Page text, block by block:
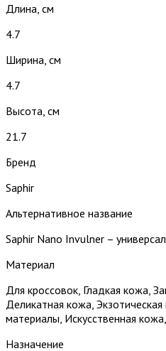
Длина, см
4.7
Ширина, см
4.7
Высота, см
21.7
Бренд
Saphir
Альтернативное название
Saphir Nano Invulner –
Материал
Для кроссовок, Гладкая кожа,
Деликатная кожа,
материалы, Искусственная
Назначение